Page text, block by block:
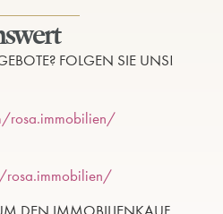
FOLGEN SIE UNS!
rosa.immobilien/
rosa.immobilien/